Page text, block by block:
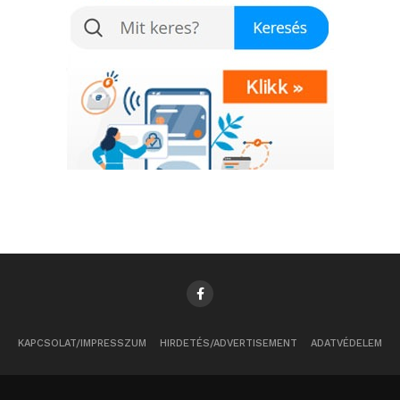
ötvöztük, amelyek
felejthetetlen élményt”
meséli Kovács Levente a
Time Machine Budapest
másik megálmodója.
, akik dolgoztak a kiállítás anyagában:
KAPCSOLAT/IMPRESSZUM HIRDETÉS/ADVERTISEMENT ADATVÉDELEM